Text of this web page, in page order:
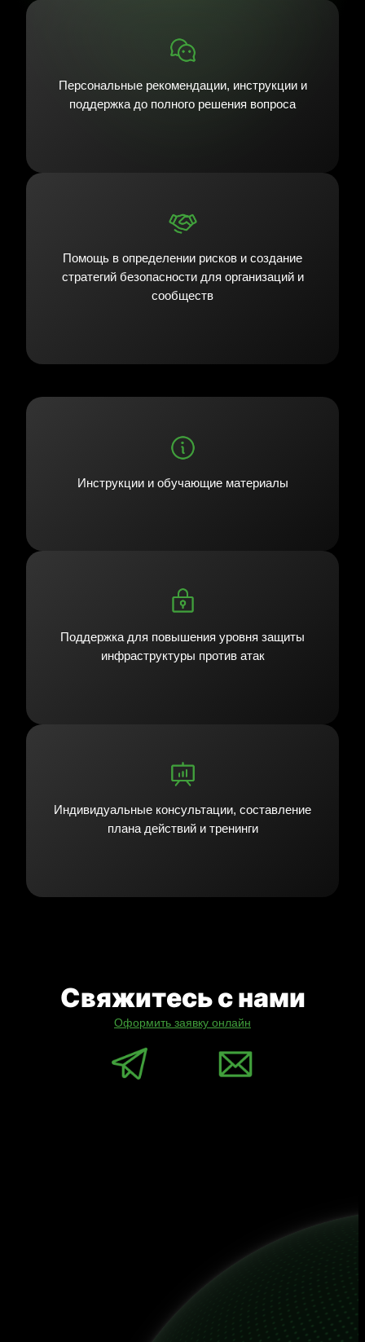
Персональные рекомендации, инструкции и
поддержка до полного решения вопроса
Помощь в определении рисков и создание
стратегий безопасности для организаций и
сообществ
Инструкции и обучающие материалы
Поддержка для повышения уровня защиты
инфраструктуры против атак
Индивидуальные консультации, составление
плана действий и тренинги
Свяжитесь с нами
Оформить заявку онлайн